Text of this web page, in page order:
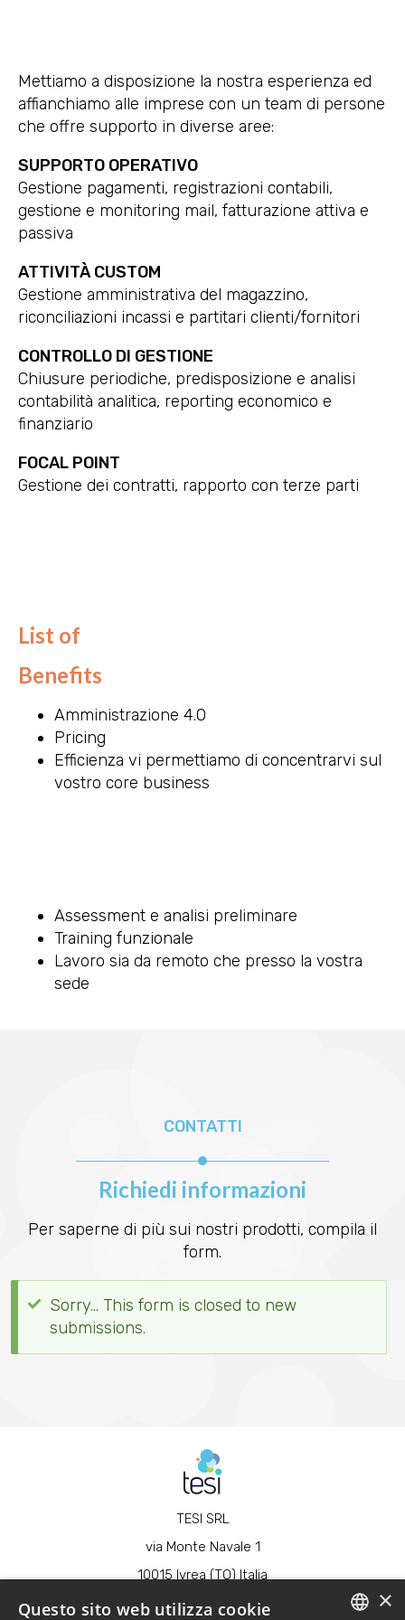
Mettiamo a disposizione la nostra esperienza ed
affianchiamo alle imprese con un team di persone
che offre supporto in diverse aree:
SUPPORTO OPERATIVO
Gestione pagamenti, registrazioni contabili,
gestione e monitoring mail, fatturazione attiva e
passiva
ATTIVITÀ CUSTOM
Gestione amministrativa del magazzino,
riconciliazioni incassi e partitari clienti/fornitori
CONTROLLO DI GESTIONE
Chiusure periodiche, predisposizione e analisi
contabilità analitica, reporting economico e
finanziario
FOCAL POINT
Gestione dei contratti, rapporto con terze parti
List of
Benefits
Amministrazione 4.0
Pricing
Efficienza vi permettiamo di concentrarvi sul
vostro core business
Assessment e analisi preliminare
Training funzionale
Lavoro sia da remoto che presso la vostra
sede
CONTATTI
Richiedi informazioni
Per saperne di più sui nostri prodotti, compila il
form.
Messaggio
Sorry… This form is closed to new
submissions.
TESI SRL
via Monte Navale 1
10015 Ivrea (TO) Italia
t. +39 0125 64.10.21
×
Questo sito web utilizza cookie